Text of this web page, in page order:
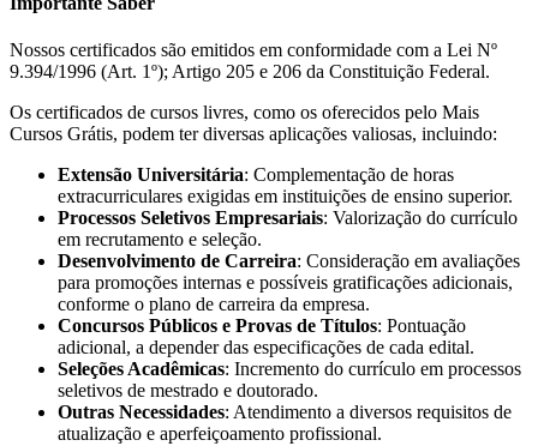
Nossos certificados são emitidos em conformidade com a Lei Nº
9.394/1996 (Art. 1º); Artigo 205 e 206 da Constituição Federal.
Os certificados de cursos livres, como os oferecidos pelo Mais
Cursos Grátis, podem ter diversas aplicações valiosas, incluindo:
Extensão Universitária: Complementação de horas
extracurriculares exigidas em instituições de ensino superior.
Processos Seletivos Empresariais: Valorização do currículo
em recrutamento e seleção.
Desenvolvimento de Carreira: Consideração em avaliações
para promoções internas e possíveis gratificações adicionais,
conforme o plano de carreira da empresa.
Concursos Públicos e Provas de Títulos: Pontuação
adicional, a depender das especificações de cada edital.
Seleções Acadêmicas: Incremento do currículo em processos
seletivos de mestrado e doutorado.
Outras Necessidades: Atendimento a diversos requisitos de
atualização e aperfeiçoamento profissional.